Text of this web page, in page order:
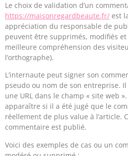
Le choix de validation d’un
https://maisonregardbeaute.fr/ est
appréciation du responsable de
peuvent être supprimés, modifiés
meilleure compréhension des
l’orthographe).
L’internaute peut signer son
pseudo ou nom de son entreprise.
une URL dans le champ « site web
apparaître si il a été jugé que le
réellement de plus value à l’article.
commentaire est publié.
Voici des exemples de cas ou un